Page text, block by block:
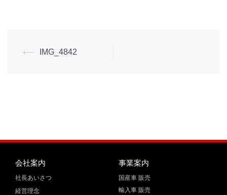
⟵ IMG_4842
会社案内
社長あいさつ
経営理念
事業案内
国産車 販売
輸入車 販売